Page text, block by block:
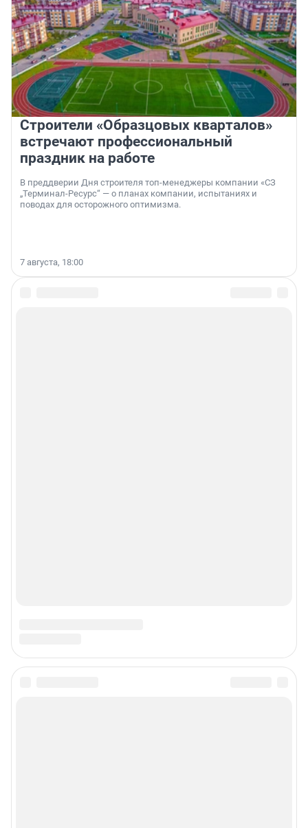
Строители «Образцовых кварталов»
встречают профессиональный
праздник на работе
В преддверии Дня строителя топ-менеджеры компании «СЗ
„Терминал-Ресурс“ — о планах компании, испытаниях и
поводах для осторожного оптимизма.
7 августа, 18:00